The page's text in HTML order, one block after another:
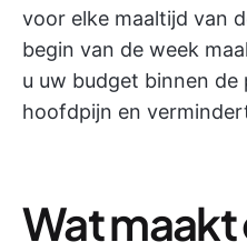
voor elke maaltijd van
begin van de week
u uw budget binnen
hoofdpijn en
Wat maakt